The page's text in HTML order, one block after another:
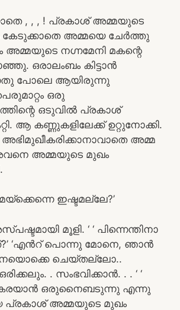
, , , ! പ്രകാശ് അമ്മയുടെ
കേടുക്കാതെ അമ്മയെ ചേർത്തു
അമ്മയുടെ നഗ്നമേനി മകന്റെ
ഒരാലംബം കിട്ടാൻ
പോലെ ആയിരുന്നു
ഒരു
ഒടുവിൽ പ്രകാശ്
ആ കണ്ണുകളിലേക്ക് ഉറ്റുനോക്കി.
അഭിമുഖീകരിക്കാനാവാതെ അമ്മ
അവനെ അമ്മയുടെ മുഖം
ഇഷ്ടമല്ലേ?’
മൂളി. ‘ ‘ പിന്നെന്തിനാ
‘എൻറ് പൊന്നു മോനെ, ഞാൻ
ചെയ്തല്ലോ..
. സംഭവിക്കാൻ. . . ‘ ‘
കരയാൻ ഒരുനൈബടുന്നു എന്നു
പ്രകാശ് അമ്മയുടെ മുഖം